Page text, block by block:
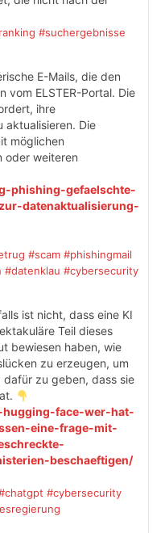
#suchergebnisse
E-Mails, die den
vom ELSTER-Portal. Die
ihre
aktualisieren. Die
möglichen
oder weiteren
phishing-gefaelschte-
datenaktualisierung-
#scam #phishingmail
#datenklau #cybersecurity
ist nicht, dass eine KI
Teil dieses
bewiesen haben, wie
zu erzeugen, um
dafür zu geben, dass sie
face-wer-hat-
eine-frage-mit-
beschaeftigen/
#cybersecurity